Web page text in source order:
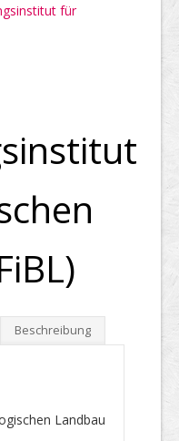
für
Beschreibung
Landbau